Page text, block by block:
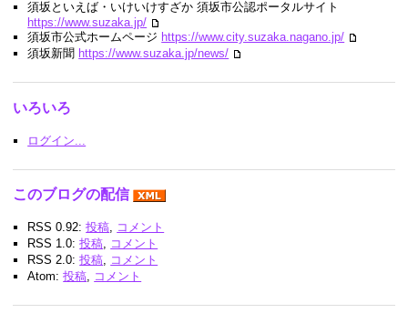
須坂といえば・いけいけすざか 須坂市公認ポータルサイト
https://www.suzaka.jp/
須坂市公式ホームページ https://www.city.suzaka.nagano.jp/
須坂新聞 https://www.suzaka.jp/news/
いろいろ
ログイン...
このブログの配信
RSS 0.92:投稿, コメント
RSS 1.0:投稿, コメント
RSS 2.0:投稿, コメント
Atom:投稿, コメント